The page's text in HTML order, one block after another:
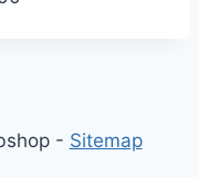
- Sitemap